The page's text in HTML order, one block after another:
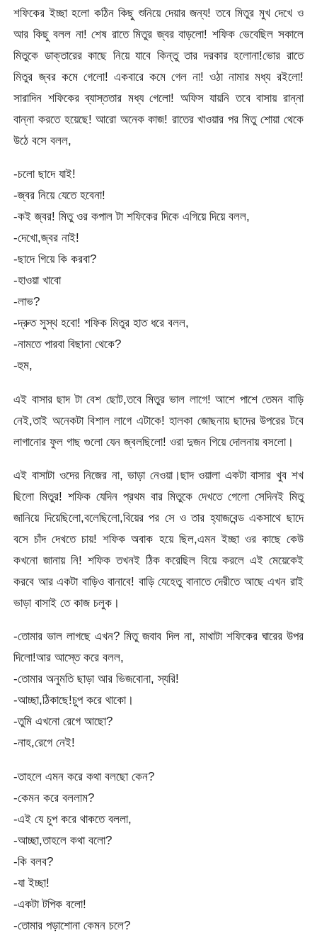
শফিকের ইচ্ছা হলো কঠিন কিছু শুনিয়ে দেয়ার জন্য! তবে মিতুর মুখ দেখে ও
আর কিছু বলল না! শেষ রাতে মিতুর জ্বর বাড়লো! শফিক ভেবেছিল সকালে
মিতুকে ডাক্তারের কাছে নিয়ে যাবে কিন্তু তার দরকার হলোনা!ভোর রাতে
মিতুর জ্বর কমে গেলো! একবারে কমে গেল না! ওঠা নামার মধ্য রইলো!
সারাদিন শফিকের ব্যাস্ততার মধ্য গেলো! অফিস যায়নি তবে বাসায় রান্না
বান্না করতে হয়েছে! আরো অনেক কাজ! রাতের খাওয়ার পর মিতু শোয়া থেকে
উঠে বসে বলল,
-চলো ছাদে যাই!
-জ্বর নিয়ে যেতে হবেনা!
-কই জ্বর! মিতু ওর কপাল টা শফিকের দিকে এগিয়ে দিয়ে বলল,
-দেখো,জ্বর নাই!
-ছাদে গিয়ে কি করবা?
-হাওয়া খাবো
-লাভ?
-দ্রুত সুস্থ হবো! শফিক মিতুর হাত ধরে বলল,
-নামতে পারবা বিছানা থেকে?
-হুম,
এই বাসার ছাদ টা বেশ ছোট,তবে মিতুর ভাল লাগে! আশে পাশে তেমন বাড়ি
নেই,তাই অনেকটা বিশাল লাগে এটাকে! হালকা জোছনায় ছাদের উপরের টবে
লাগানোর ফুল গাছ গুলো যেন জ্বলছিলো! ওরা দুজন গিয়ে দোলনায় বসলো।
এই বাসাটা ওদের নিজের না, ভাড়া নেওয়া।ছাদ ওয়ালা একটা বাসার খুব শখ
ছিলো মিতুর! শফিক যেদিন প্রথম বার মিতুকে দেখতে গেলো সেদিনই মিতু
জানিয়ে দিয়েছিলো,বলেছিলো,বিয়ের পর সে ও তার হ্যাজবেন্ড একসাথে ছাদে
বসে চাঁদ দেখতে চায়! শফিক অবাক হয়ে ছিল,এমন ইচ্ছা ওর কাছে কেউ
কখনো জানায় নি! শফিক তখনই ঠিক করেছিল বিয়ে করলে এই মেয়েকেই
করবে আর একটা বাড়িও বানাবে! বাড়ি যেহেতু বানাতে দেরীতে আছে এখন রাই
ভাড়া বাসাই তে কাজ চলুক।
-তোমার ভাল লাগছে এখন? মিতু জবাব দিল না, মাথাটা শফিকের ঘারের উপর
দিলো!আর আস্তে করে বলল,
-তোমার অনুমতি ছাড়া আর ভিজবোনা, স্যরি!
-আচ্ছা,ঠিকাছে!চুপ করে থাকো।
-তুমি এখনো রেগে আছো?
-নাহ,রেগে নেই!
-তাহলে এমন করে কথা বলছো কেন?
-কেমন করে বললাম?
-এই যে চুপ করে থাকতে বললা,
-আচ্ছা,তাহলে কথা বলো?
-কি বলব?
-যা ইচ্ছা!
-একটা টপিক বলো!
-তোমার পড়াশোনা কেমন চলে?